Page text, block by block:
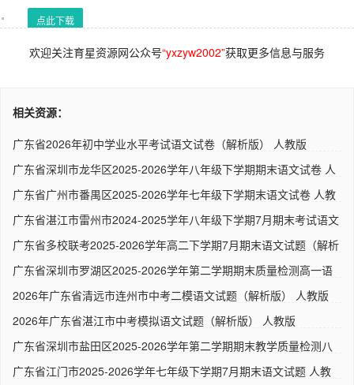
点此下载
欢迎关注育星资源网公众号“yxzyw2002”获取更多信息与服务
相关资源：
广东省2026年初中学业水平考试语文试卷（解析版） 人教版
广东省深圳市龙华区2025-2026学年八年级下学期期末语文试卷 人
广东省广州市番禺区2025-2026学年七年级下学期末语文试卷 人教
广东省湛江市雷州市2024-2025学年八年级下学期7月期末考试语文
广东省多校联考2025-2026学年高二下学期7月期末语文试题（解析
广东省深圳市罗湖区2025-2026学年第二学期期末质量检测高一语
2026年广东省清远市连州市中考二模语文试题（解析版） 人教版
2026年广东省湛江市中考模拟语文试题（解析版） 人教版
广东省深圳市盐田区2025-2026学年第二学期期末教学质量检测八
广东省江门市2025-2026学年七年级下学期7月期末语文试题 人教